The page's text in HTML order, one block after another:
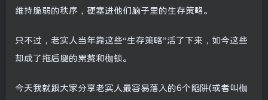
维持脆弱的秩序，硬塞进他们脑子里的生存策略。
只不过，老实人当年靠这些“生存策略”活了下来，如今这些
却成了拖后腿的累赘和枷锁。
今天我就跟大家分享老实人最容易落入的6个陷阱(或者叫枷